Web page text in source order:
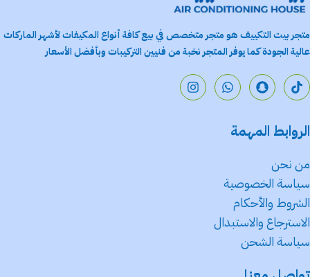
متجر بيت التكييف هو متجر متخصص في بيع كافة أنواع المكيفات لأشهر الماركات
عالية الجودة كما يوفر المتجر نخبة من فنيين التركيبات وبأفضل الأسعار
الروابط المهمة
من نحن
سياسة الخصوصية
الشروط والأحكام
الاسترجاع والاستبدال
سياسة الشحن